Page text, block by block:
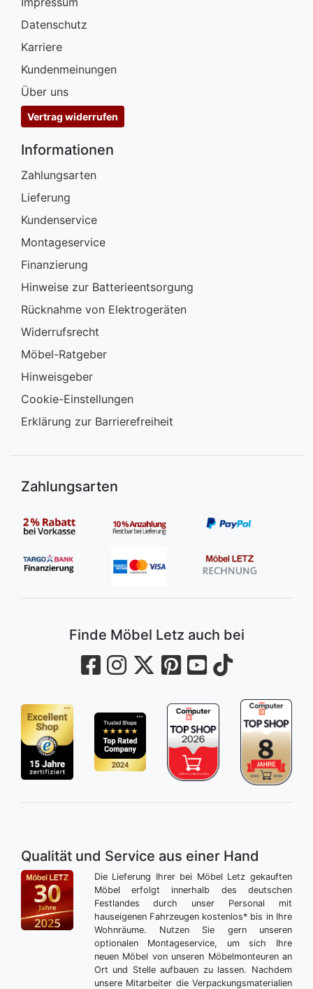
Datenschutz
Karriere
Kundenmeinungen
Über uns
Vertrag widerrufen
Informationen
Zahlungsarten
Lieferung
Kundenservice
Montageservice
Finanzierung
Hinweise zur Batterieentsorgung
Rücknahme von Elektrogeräten
Widerrufsrecht
Möbel-Ratgeber
Hinweisgeber
Cookie-Einstellungen
Erklärung zur Barrierefreiheit
Zahlungsarten
Finde Möbel Letz auch bei
Qualität und Service aus einer Hand
Die Lieferung Ihrer bei Möbel Letz gekauften
Möbel erfolgt innerhalb des deutschen
Festlandes durch unser Personal mit
hauseigenen Fahrzeugen kostenlos* bis in Ihre
Wohnräume. Nutzen Sie gern unseren
optionalen Montageservice, um sich Ihre
neuen Möbel von unseren Möbelmonteuren an
Ort und Stelle aufbauen zu lassen. Nachdem
unsere Mitarbeiter die Verpackungsmaterialien